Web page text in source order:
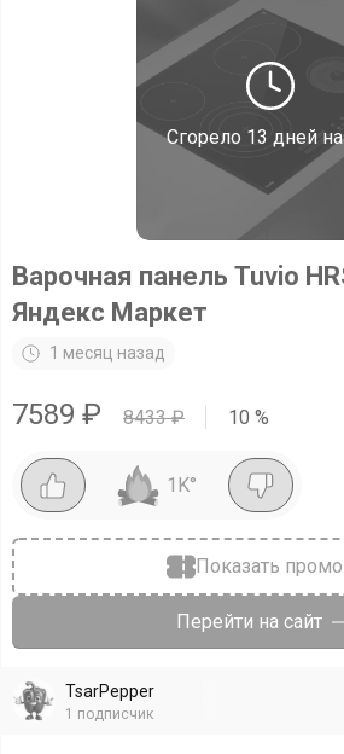
Сгорело 13 дней
Варочная панель Tuvio
Яндекс Маркет
1 месяц назад
7589 ₽ 8433₽ 10 %
1K°
Показать
Перейти на сайт
TsarPepper
1 подписчик